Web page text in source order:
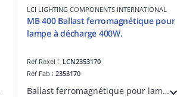
LCI LIGHTING COMPONENTS INTERNATIONAL
MB 400 Ballast ferromagnétique pour
lampe à décharge 400W.
Réf Rexel : LCN2353170
Réf Fab : 2353170
Ballast ferromagnétique pour lampe à décharge iodure et sodium haute pression 400W.